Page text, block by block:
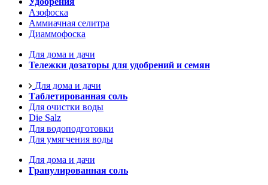
Азофоска
Аммиачная селитра
Диаммофоска
Для дома и дачи
Тележки дозаторы для удобрений и семян
Для дома и дачи
Таблетированная соль
Для очистки воды
Die Salz
Для водоподготовки
Для умягчения воды
Для дома и дачи
Гранулированная соль